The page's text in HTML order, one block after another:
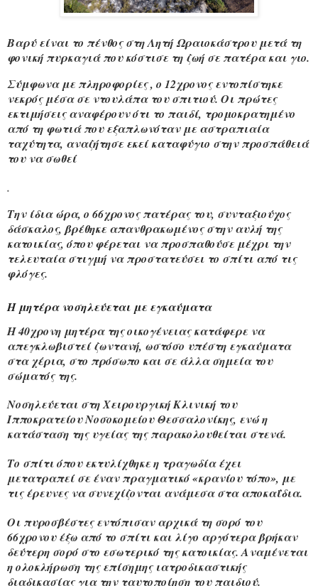
Βαρύ είναι το πένθος στη Λητή Ωραιοκάστρου μετά τη
φονική πυρκαγιά που κόστισε τη ζωή σε πατέρα και γιο.
Σύμφωνα με πληροφορίες , ο 12χρονος εντοπίστηκε
νεκρός μέσα σε ντουλάπα του σπιτιού. Οι πρώτες
εκτιμήσεις αναφέρουν ότι το παιδί, τρομοκρατημένο
από τη φωτιά που εξαπλωνόταν με αστραπιαία
ταχύτητα, αναζήτησε εκεί καταφύγιο στην προσπάθειά
του να σωθεί
.
Την ίδια ώρα, ο 66χρονος πατέρας του, συνταξιούχος
δάσκαλος, βρέθηκε απανθρακωμένος στην αυλή της
κατοικίας, όπου φέρεται να προσπαθούσε μέχρι την
τελευταία στιγμή να προστατεύσει το σπίτι από τις
φλόγες.
Η μητέρα νοσηλεύεται με εγκαύματα
Η 40χρονη μητέρα της οικογένειας κατάφερε να
απεγκλωβιστεί ζωντανή, ωστόσο υπέστη εγκαύματα
στα χέρια, στο πρόσωπο και σε άλλα σημεία του
σώματός της.
Νοσηλεύεται στη Χειρουργική Κλινική του
Ιπποκρατείου Νοσοκομείου Θεσσαλονίκης, ενώ η
κατάσταση της υγείας της παρακολουθείται στενά.
Το σπίτι όπου εκτυλίχθηκε η τραγωδία έχει
μετατραπεί σε έναν πραγματικό «κρανίου τόπο», με
τις έρευνες να συνεχίζονται ανάμεσα στα αποκαΐδια.
Οι πυροσβέστες εντόπισαν αρχικά τη σορό του
66χρονου έξω από το σπίτι και λίγο αργότερα βρήκαν
δεύτερη σορό στο εσωτερικό της κατοικίας. Αναμένεται
η ολοκλήρωση της επίσημης ιατροδικαστικής
διαδικασίας για την ταυτοποίηση του παιδιού.